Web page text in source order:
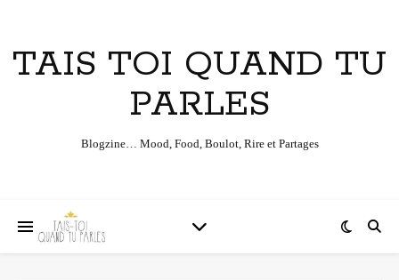
TAIS TOI QUAND TU
PARLES
Blogzine… Mood, Food, Boulot, Rire et Partages